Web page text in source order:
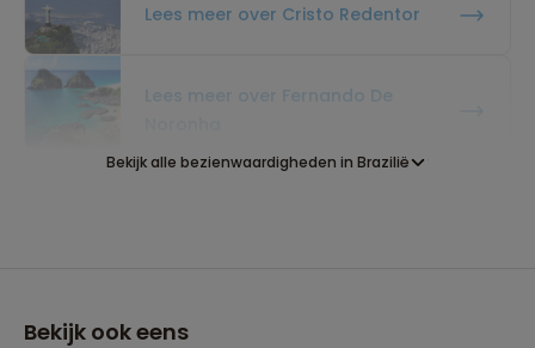
Lees meer over Cristo Redentor
Lees meer over Fernando De
Bekijk alle bezienwaardigheden in Brazilië
Bekijk ook eens